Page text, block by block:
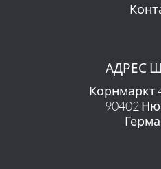
АДРЕС
Корнмаркт
90402